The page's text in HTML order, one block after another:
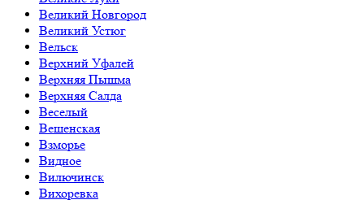
Великий Новгород
Великий Устюг
Вельск
Верхний Уфалей
Верхняя Пышма
Верхняя Салда
Веселый
Вешенская
Взморье
Видное
Вилючинск
Вихоревка